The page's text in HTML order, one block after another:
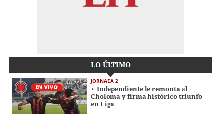
LO ÚLTIMO
JORNADA 2
Independiente le remonta al
Choloma y firma histórico triunfo
en Liga